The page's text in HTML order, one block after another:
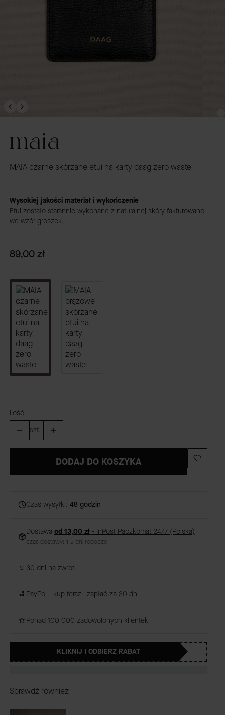
maia
MAIA czarne skórzane etui na karty daag zero waste
Wysokiej jakości materiał i wykończenie
Etui zostało starannie wykonane z naturalnej skóry fakturowanej
we wzór groszek.
Cena
89,00 zł
Ilość
szt.
DODAJ DO KOSZYKA
Czas wysyłki: 48 godzin
Dostawa od 13,00 zł - InPost Paczkomat 24/7 (Polska)
czas dostawy: 1-2 dni robocze
30 dni na zwrot
PayPo – kup teraz i zapłać za 30 dni
Ponad 100 000 zadowolonych klientek
KLIKNIJ I ODBIERZ RABAT
Sprawdź również